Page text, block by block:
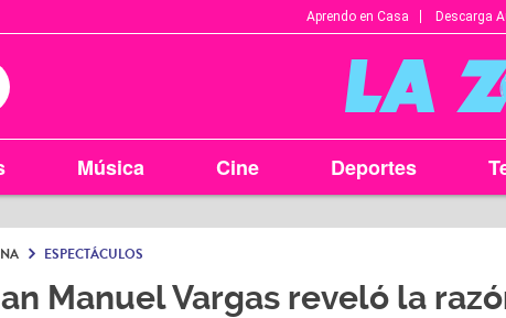
Aprendo en Casa Descarga
Música Cine Deportes
ESPECTÁCULOS
Manuel Vargas reveló la